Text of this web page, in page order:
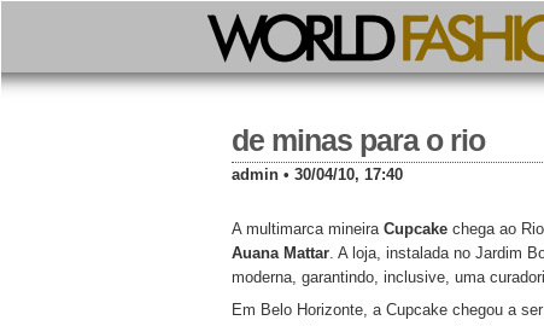
de minas para o rio
admin • 30/04/10, 17:40
A multimarca mineira Cupcake chega ao
Auana Mattar. A loja, instalada no Jardim
moderna, garantindo, inclusive, uma
Em Belo Horizonte, a Cupcake chegou a